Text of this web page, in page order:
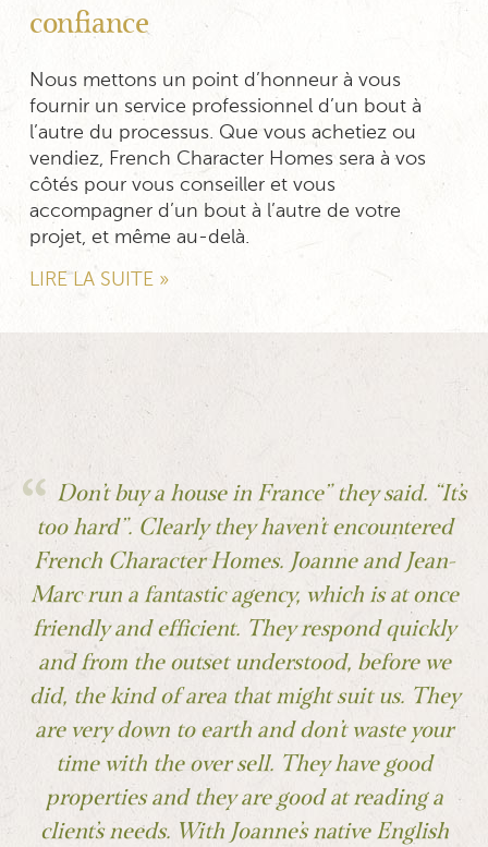
confiance
Nous mettons un point d’honneur à vous
fournir un service professionnel d’un bout à
l’autre du processus. Que vous achetiez ou
vendiez, French Character Homes sera à vos
côtés pour vous conseiller et vous
accompagner d’un bout à l’autre de votre
projet, et même au-delà.
LIRE LA SUITE »
Don’t buy a house in France” they said. “It’s
too hard”. Clearly they haven’t encountered
French Character Homes. Joanne and Jean-
Marc run a fantastic agency, which is at once
friendly and efficient. They respond quickly
and from the outset understood, before we
did, the kind of area that might suit us. They
are very down to earth and don’t waste your
time with the over sell. They have good
properties and they are good at reading a
client’s needs. With Joanne’s native English